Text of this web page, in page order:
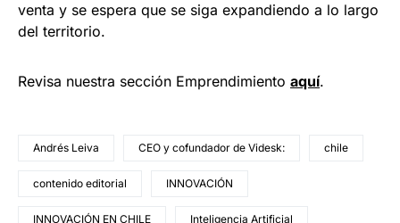
venta y se espera que se siga expandiendo a lo largo
del territorio.
Revisa nuestra sección Emprendimiento aquí.
Andrés Leiva CEO y cofundador de Videsk: chile
contenido editorial INNOVACIÓN
INNOVACIÓN EN CHILE Inteligencia Artificial